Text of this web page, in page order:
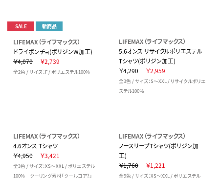
SALE 新商品
LIFEMAX（ライフマックス）
ドライポンチョ(ポリジンW加工)
￥4,070
￥2,739
全2色 / サイズ：F / ポリエステル100%
LIFEMAX（ライフマックス）
5.6オンス リサイクルポリエステル
Tシャツ(ポリジン加工)
￥4,290
￥2,959
全3色 / サイズ：S～XXL / リサイクルポリエ
ステル100％
LIFEMAX（ライフマックス）
4.6オンス Tシャツ
￥4,950
￥3,421
全3色 / サイズ：XS～XXL / ポリエステル
100% クーリング素材「クールコア?」
LIFEMAX（ライフマックス）
ノースリーブTシャツ(ポリジン加
工)
￥1,760
￥1,221
全9色 / サイズ：XS～XXL / ポリエステル